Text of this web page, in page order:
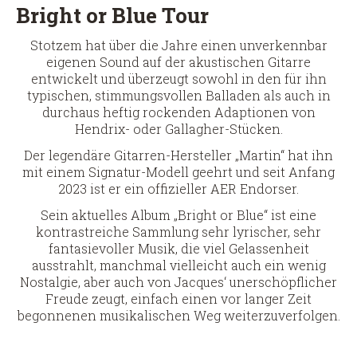
Bright or Blue Tour
Stotzem hat über die Jahre einen unverkennbar
eigenen Sound auf der akustischen Gitarre
entwickelt und überzeugt sowohl in den für ihn
typischen, stimmungsvollen Balladen als auch in
durchaus heftig rockenden Adaptionen von
Hendrix- oder Gallagher-Stücken.
Der legendäre Gitarren-Hersteller „Martin“ hat ihn
mit einem Signatur-Modell geehrt und seit Anfang
2023 ist er ein offizieller AER Endorser.
Sein aktuelles Album „Bright or Blue“ ist eine
kontrastreiche Sammlung sehr lyrischer, sehr
fantasievoller Musik, die viel Gelassenheit
ausstrahlt, manchmal vielleicht auch ein wenig
Nostalgie, aber auch von Jacques‘ unerschöpflicher
Freude zeugt, einfach einen vor langer Zeit
begonnenen musikalischen Weg weiterzuverfolgen.